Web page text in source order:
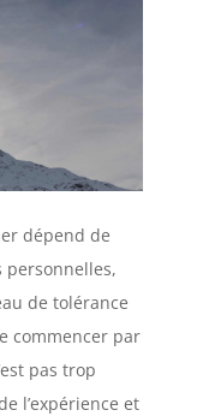
dépend de
personnelles,
de tolérance
commencer par
pas trop
l’expérience et